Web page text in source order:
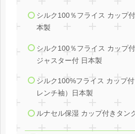
シルク100％フライス カップ
本製
シルク100％フライス カップ
ジャスター付 日本製
シルク100%フライス カップ
レンチ袖）日本製
ルナセル保湿 カップ付きタン